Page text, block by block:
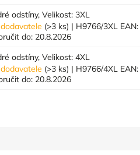
odstíny, Velikost: 3XL
(>3 ks) | H9766/3XL EAN:
do: 20.8.2026
odstíny, Velikost: 4XL
(>3 ks) | H9766/4XL EAN:
do: 20.8.2026